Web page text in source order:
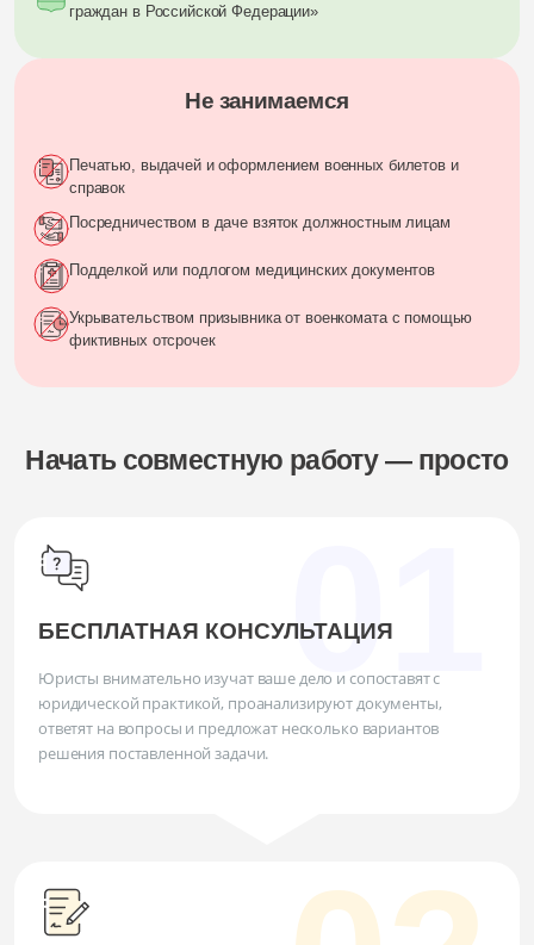
граждан в Российской Федерации»
Не занимаемся
Печатью, выдачей и оформлением военных билетов и
справок
Посредничеством в даче взяток должностным лицам
Подделкой или подлогом медицинских документов
Укрывательством призывника от военкомата с помощью
фиктивных отсрочек
Начать совместную работу — просто
БЕСПЛАТНАЯ КОНСУЛЬТАЦИЯ
Юристы внимательно изучат ваше дело и сопоставят с
юридической практикой, проанализируют документы,
ответят на вопросы и предложат несколько вариантов
решения поставленной задачи.